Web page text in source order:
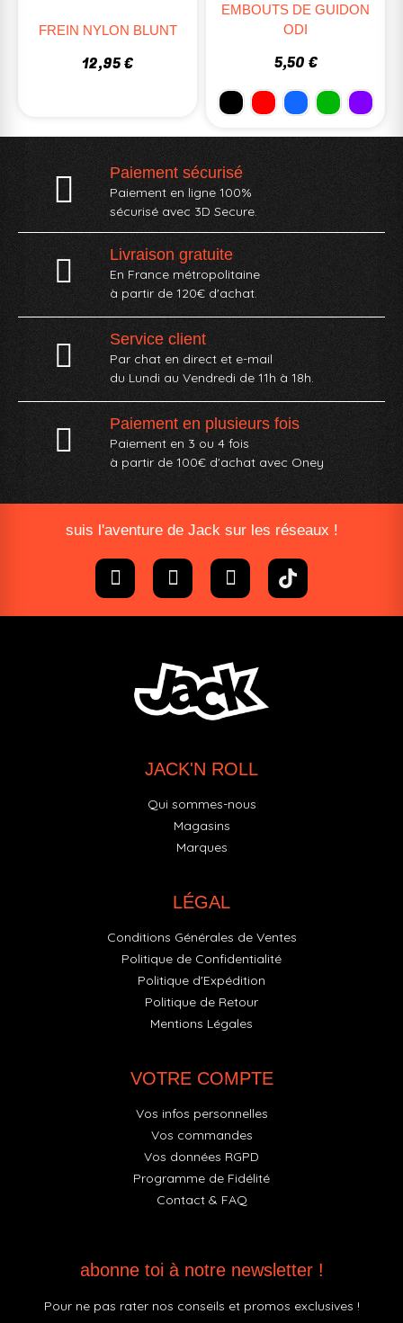
FREIN NYLON BLUNT
12,95 €
EMBOUTS DE GUIDON
ODI
5,50 €
Paiement sécurisé
Paiement en ligne 100%
sécurisé avec 3D Secure.
Livraison gratuite
En France métropolitaine
à partir de 120€ d'achat.
Service client
Par chat en direct et e-mail
du Lundi au Vendredi de 11h à 18h.
Paiement en plusieurs fois
Paiement en 3 ou 4 fois
à partir de 100€ d'achat avec Oney​
suis l'aventure de Jack sur les réseaux !
JACK'N ROLL
Qui sommes-nous
Magasins
Marques
LÉGAL
Conditions Générales de Ventes
Politique de Confidentialité
Politique d'Expédition
Politique de Retour
Mentions Légales
VOTRE COMPTE
Vos infos personnelles
Vos commandes
Vos données RGPD
Programme de Fidélité
Contact & FAQ
abonne toi à notre newsletter !
Pour ne pas rater nos conseils et promos exclusives !